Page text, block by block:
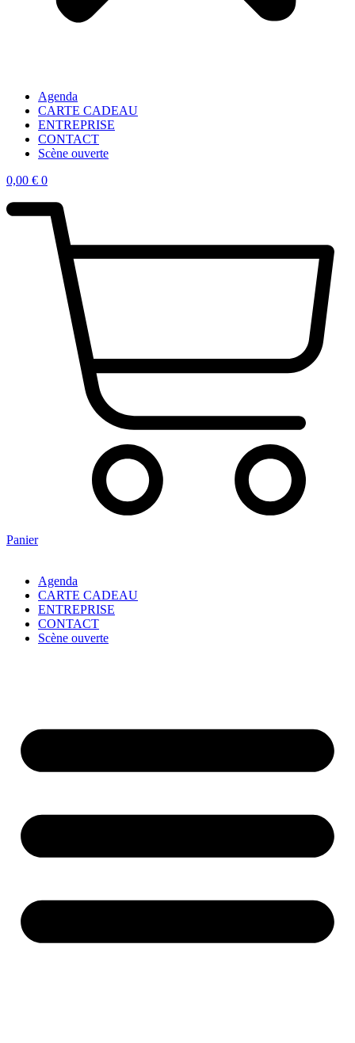
Agenda
CARTE CADEAU
ENTREPRISE
CONTACT
Scène ouverte
0,00 € 0
Panier
Agenda
CARTE CADEAU
ENTREPRISE
CONTACT
Scène ouverte